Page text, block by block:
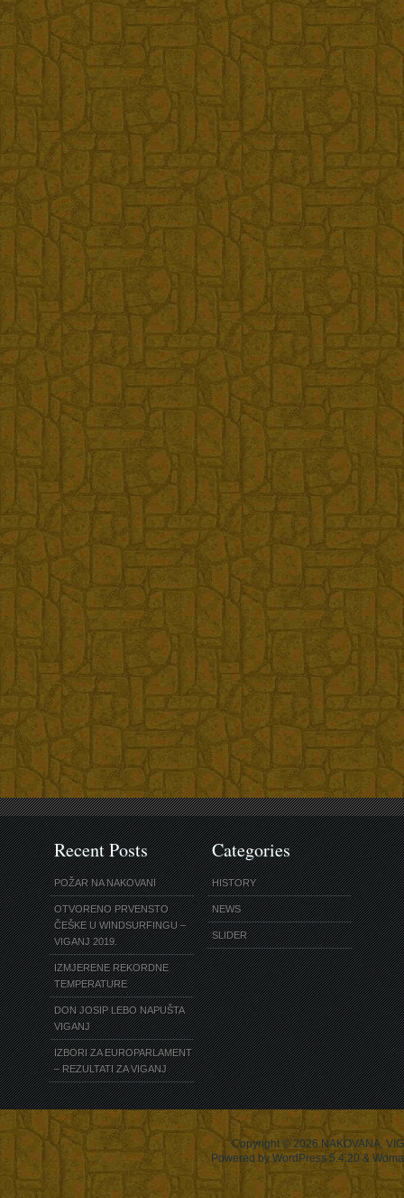
Recent Posts
POŽAR NA NAKOVANI
OTVORENO PRVENSTO
ČEŠKE U WINDSURFINGU –
VIGANJ 2019.
IZMJERENE REKORDNE
TEMPERATURE
DON JOSIP LEBO NAPUŠTA
VIGANJ
IZBORI ZA EUROPARLAMENT
– REZULTATI ZA VIGANJ
Categories
HISTORY
NEWS
SLIDER
Copyright © 2026 NAKOVANA,
Powered by WordPress 5.4.20 &